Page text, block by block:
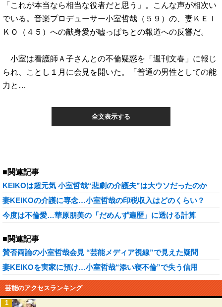
「これが本当なら相当な役者だと思う」。こんな声が相次い
でいる。音楽プロデューサー小室哲哉（５９）の、妻ＫＥＩ
ＫＯ（４５）への献身愛が嘘っぱちとの報道への反響だ。
小室は看護師Ａ子さんとの不倫疑惑を「週刊文春」に報じ
られ、ことし１月に会見を開いた。「普通の男性としての能
力と…
全文表示する
■関連記事
KEIKOは超元気 小室哲哉“悲劇の介護夫”は大ウソだったのか
妻KEIKOの介護に専念…小室哲哉の印税収入はどのくらい？
今度は不倫愛…華原朋美の「だめんず遍歴」に透ける計算
■関連記事
賛否両論の小室哲哉会見 “芸能メディア視線”で見えた疑問
妻KEIKOを実家に預け…小室哲哉“添い寝不倫”で失う信用
芸能のアクセスランキング
1